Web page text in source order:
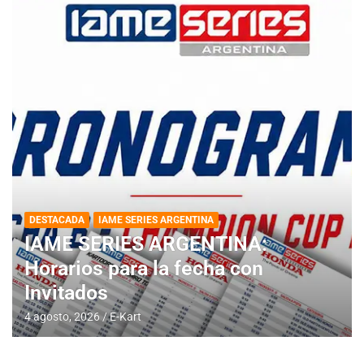
DESTACADA IAME SERIES ARGENTINA
IAME SERIES ARGENTINA:
Horarios para la fecha con
Invitados
4 agosto, 2026 E-Kart